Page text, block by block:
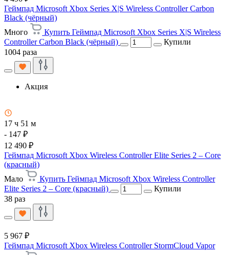
Геймпад Microsoft Xbox Series X|S Wireless Controller Carbon
Black (чёрный)
Много
Купить Геймпад Microsoft Xbox Series X|S Wireless
Controller Carbon Black (чёрный)
Купили
1004 раза
Акция
17 ч 51 м
- 147 ₽
12 490 ₽
Геймпад Microsoft Xbox Wireless Controller Elite Series 2 – Core
(красный)
Мало
Купить Геймпад Microsoft Xbox Wireless Controller
Elite Series 2 – Core (красный)
Купили
38 раз
5 967 ₽
Геймпад Microsoft Xbox Wireless Controller StormCloud Vapor